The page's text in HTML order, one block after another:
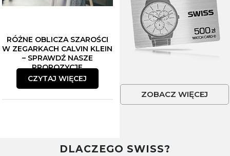
RÓŻNE OBLICZA SZAROŚCI
W ZEGARKACH CALVIN KLEIN
– SPRAWDŹ NASZE
PROPOZYCJE
CZYTAJ WIĘCEJ
ZOBACZ WIĘCEJ
DLACZEGO SWISS?